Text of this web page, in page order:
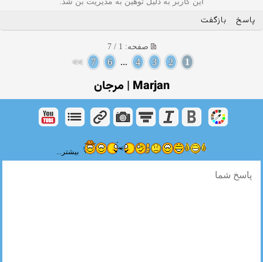
پاسخ بازگفت
صفحه: 1 / 7
1
2
3
4
...
6
7
>>
Marjan | مرجان
بیشتر...